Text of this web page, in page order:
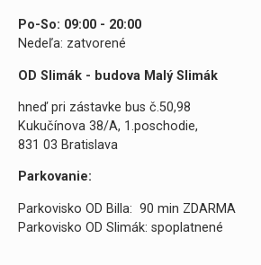
Po-So: 09:00 - 20:00
Nedeľa: zatvorené
OD Slimák - budova Malý Slimák
hneď pri zástavke bus č.50,98
Kukučínova 38/A, 1.poschodie,
831 03 Bratislava
Parkovanie:
Parkovisko OD Billa: 90 min ZDARMA
Parkovisko OD Slimák: spoplatnené